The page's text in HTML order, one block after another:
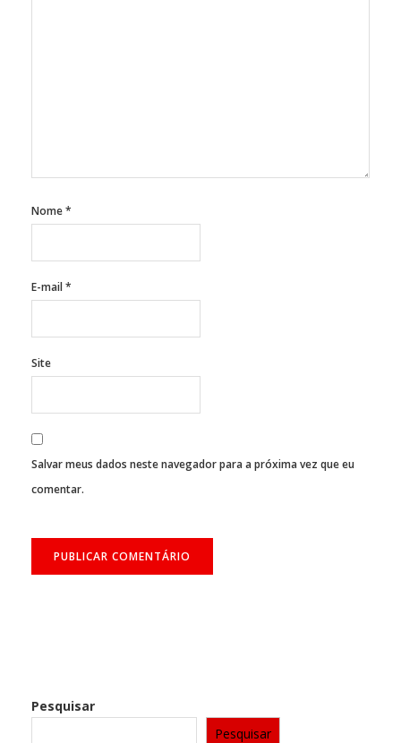
Nome*
E-mail*
Site
Salvar meus dados neste navegador para a próxima vez que eu
comentar.
Pesquisar
Pesquisar